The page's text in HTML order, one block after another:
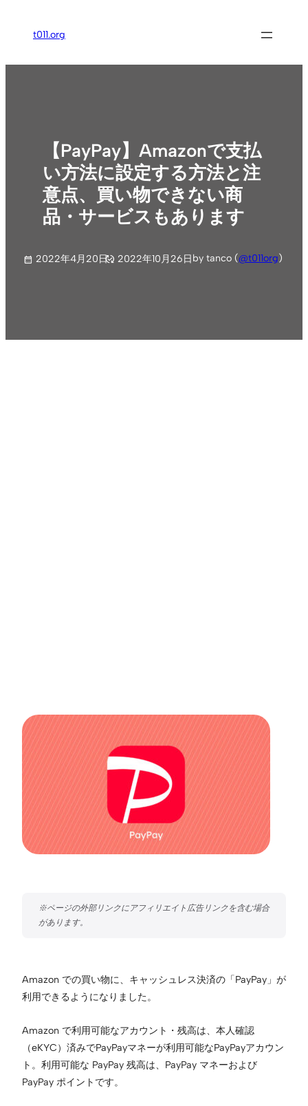
ス
t011.org
【PayPay】Amazonで支払
い方法に設定する方法と注
意点、買い物できない商
品・サービスもあります
2022年4月20日 2022年10月26日by tanco (@t011org)
Amazon での買い物に、キャッシュレス決済の「PayPay」が
利用できるようになりました。
Amazon で利用可能なアカウント・残高は、本人確認
（eKYC）済みでPayPayマネーが利用可能なPayPayアカウン
ト。利用可能な PayPay 残高は、PayPay マネーおよび
PayPay ポイントです。